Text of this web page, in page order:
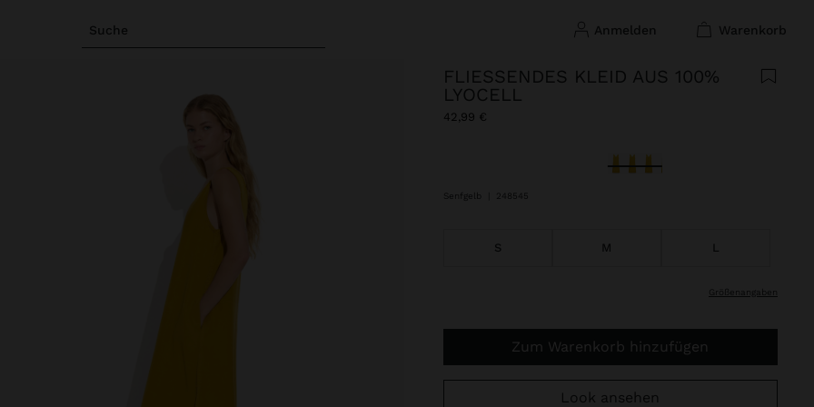
Suche anmelden warenkorb
FLIESSENDES KLEID AUS 100% L
YOCELL
42,99 €
ausgewählt
Senfgelb 248545
S M L
größenangaben
Zum Warenkorb hinzufügen
Look ansehen